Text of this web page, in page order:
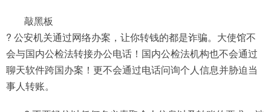
敲黑板
? 公安机关通过网络办案，让你转钱的都是诈骗。大使馆不
会与国内公检法转接办公电话！国内公检法机构也不会通过
聊天软件跨国办案！更不会通过电话问询个人信息并胁迫当
事人转账。